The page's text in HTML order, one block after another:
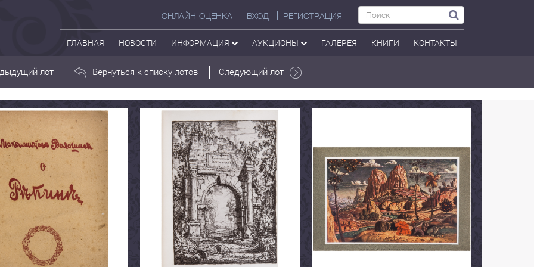
ОНЛАЙН-ОЦЕНКА ВХОД РЕГИСТРАЦИЯ
ГЛАВНАЯ НОВОСТИ ИНФОРМАЦИЯ АУКЦИОНЫ ГАЛЕРЕЯ КНИГИ КОНТАКТЫ
лот Вернуться к списку лотов Следующий лот